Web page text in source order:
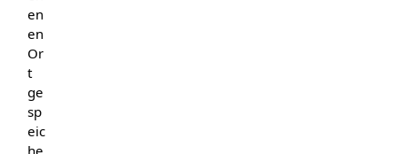
en
en
Or
t
ge
sp
eic
he